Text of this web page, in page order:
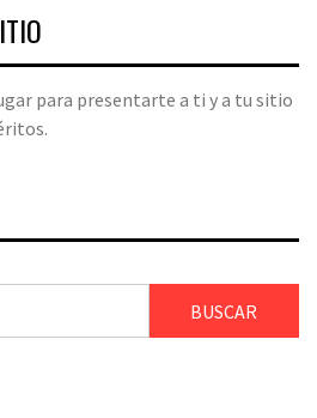
para presentarte a ti y a tu sitio